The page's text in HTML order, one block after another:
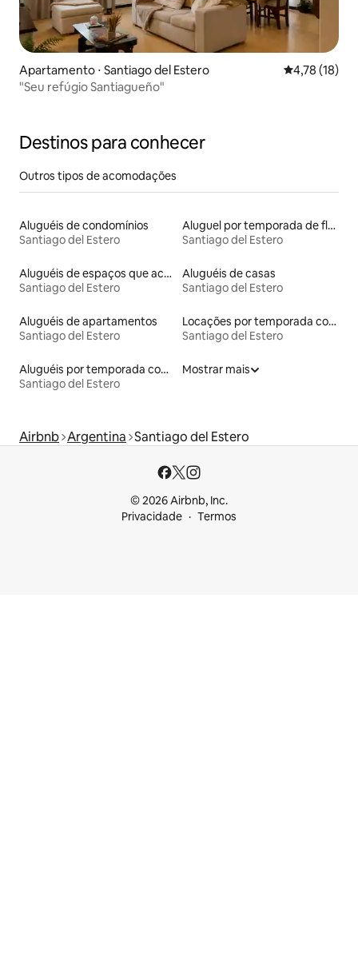
Apartamento ⋅ Santiago del Estero 4,78 de uma
4,78 (18)
"Seu refúgio Santiagueño"
Destinos para conhecer
Outros tipos de acomodações
Aluguéis de condomínios
Santiago del Estero
Aluguel por temporada de flats
Santiago del Estero
Aluguéis de espaços que aceitam animais de estimação
Santiago del Estero
Aluguéis de casas
Santiago del Estero
Aluguéis de apartamentos
Santiago del Estero
Locações por temporada com piscina
Santiago del Estero
Aluguéis por temporada com café da manhã
Santiago del Estero
Mostrar mais
Airbnb Argentina Santiago del Estero
© 2026 Airbnb, Inc.
Privacidade
Termos